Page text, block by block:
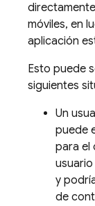
móviles, en
aplicación
Esto puede
siguientes
Un
puede
para el
y
de